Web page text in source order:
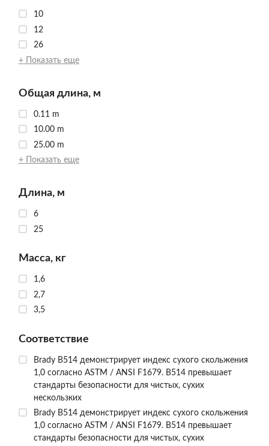
10
12
26
+ Показать еще
Общая длина, м
0.11 m
10.00 m
25.00 m
+ Показать еще
Длина, м
6
25
Масса, кг
1,6
2,7
3,5
Соответствие
Brady B514 демонстрирует индекс сухого скольжения
1,0 согласно ASTM / ANSI F1679. B514 превышает
стандарты безопасности для чистых, сухих
нескользких
Brady B514 демонстрирует индекс сухого скольжения
1,0 согласно ASTM / ANSI F1679. B514 превышает
стандарты безопасности для чистых, сухих